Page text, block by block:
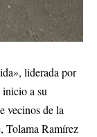
liderada por
inicio a su
vecinos de la
Tolama Ramírez